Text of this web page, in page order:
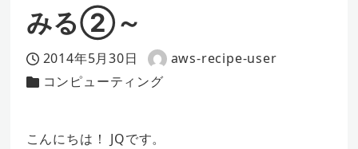
みる②～
投稿日
2014年5月30日
著
者
aws-recipe-user
カテゴリー
コンピューティング
こんにちは！ JQです。